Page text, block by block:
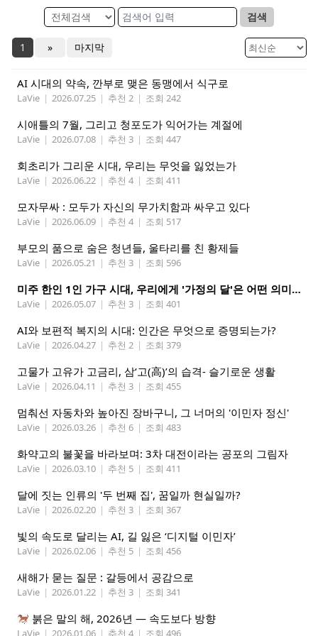
검색
1 » 마지막
AI 시대의 약속, 깐부로 맺은 동맹에서 식구로
LaVie | 2026.07.25 | 추천 2 | 조회 242
시애틀의 7월, 그리고 청포도가 익어가는 계절에
LaVie | 2026.07.08 | 추천 3 | 조회 447
회초리가 그리운 시대, 우리는 무엇을 잃었는가
LaVie | 2026.06.22 | 추천 4 | 조회 411
모자무싸 : 모두가 자신의 무가치함과 싸우고 있다
LaVie | 2026.06.09 | 추천 4 | 조회 517
부모의 품으로 숨은 청년들, 울타리를 친 황제들
LaVie | 2026.05.21 | 추천 3 | 조회 596
미주 한인 1인 가구 시대, 우리에게 '가정의 달'은 어떤 의미인가
LaVie | 2026.05.07 | 추천 3 | 조회 401
AI와 보편적 복지의 시대: 인간은 무엇으로 증명되는가?
LaVie | 2026.04.27 | 추천 2 | 조회 379
고물가 고유가 고금리, 삼‘고(高)’의 습격- 슬기로운 생활
LaVie | 2026.04.11 | 추천 3 | 조회 455
멈춰선 자동차와 높아진 장바구니, 그 너머의 '이민자 정신'
LaVie | 2026.03.26 | 추천 6 | 조회 483
화약고의 불꽃을 바라보며: 3차 대전이라는 공포의 그림자
LaVie | 2026.03.10 | 추천 5 | 조회 411
달에 짓는 인류의 '두 번째 집', 꿈일까 현실일까?
LaVie | 2026.02.20 | 추천 3 | 조회 367
빛의 속도로 달리는 AI, 길 잃은 ‘디지털 이민자’
LaVie | 2026.02.06 | 추천 5 | 조회 456
새해가 묻는 질문 : 갈등에서 공감으로
LaVie | 2026.01.22 | 추천 3 | 조회 341
붉은 말의 해, 2026년 — 속도보다 방향
LaVie | 2026.01.06 | 추천 4 | 조회 496